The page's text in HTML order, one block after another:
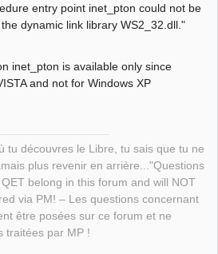
entry point inet_pton could not be
dynamic link library WS2_32.dll."
inet_pton is available only since
and not for Windows XP
tu découvres le Libre, tu sais que tu ne
plus revenir en arrière..."Questions
belong in this forum and will NOT
via PM! – Les questions concernant
être posées sur ce forum et ne
traitées par MP !